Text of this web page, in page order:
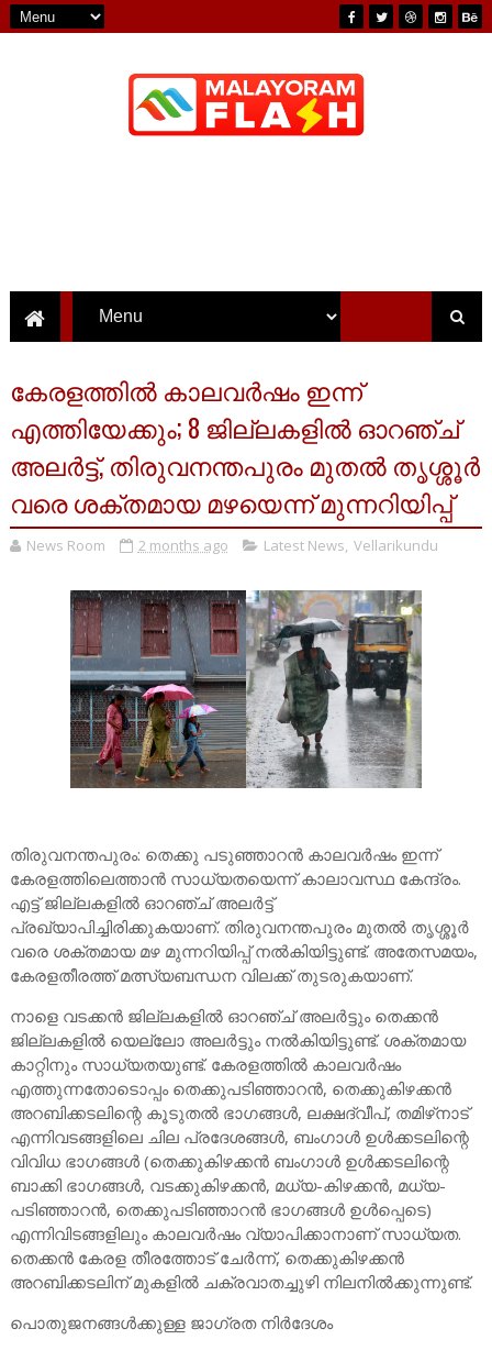
കേരളത്തിൽ കാലവർഷം ഇന്ന്
എത്തിയേക്കും; 8 ജില്ലകളിൽ ഓറഞ്ച്
അലർട്ട്, തിരുവനന്തപുരം മുതൽ തൃശ്ശൂർ
വരെ ശക്തമായ മഴയെന്ന് മുന്നറിയിപ്പ്
News Room 2 months ago Latest News, Vellarikundu
തിരുവനന്തപുരം: തെക്കു പടുഞ്ഞാറൻ കാലവർഷം ഇന്ന്
കേരളത്തിലെത്താൻ സാധ്യതയെന്ന് കാലാവസ്ഥ കേന്ദ്രം.
എട്ട് ജില്ലകളിൽ ഓറഞ്ച് അലർട്ട്
പ്രഖ്യാപിച്ചിരിക്കുകയാണ്. തിരുവനന്തപുരം മുതൽ തൃശ്ശൂർ
വരെ ശക്തമായ മഴ മുന്നറിയിപ്പ് നൽകിയിട്ടുണ്ട്. അതേസമയം,
കേരളതീരത്ത് മത്സ്യബന്ധന വിലക്ക് തുടരുകയാണ്.
‌നാളെ വടക്കൻ ജില്ലകളിൽ ഓറഞ്ച് അലർട്ടും തെക്കൻ
ജില്ലകളിൽ യെല്ലോ അലർട്ടും നൽകിയിട്ടുണ്ട്. ശക്തമായ
കാറ്റിനും സാധ്യതയുണ്ട്. കേരളത്തിൽ കാലവർഷം
എത്തുന്നതോടൊപ്പം തെക്കുപടിഞ്ഞാറൻ, തെക്കുകിഴക്കൻ
അറബിക്കടലിന്റെ കൂടുതൽ ഭാഗങ്ങൾ, ലക്ഷദ്വീപ്, തമിഴ്‌നാട്
എന്നിവടങ്ങളിലെ ചില പ്രദേശങ്ങൾ, ബംഗാൾ ഉൾക്കടലിന്റെ
വിവിധ ഭാഗങ്ങൾ (തെക്കുകിഴക്കൻ ബംഗാൾ ഉൾക്കടലിന്റെ
ബാക്കി ഭാഗങ്ങൾ, വടക്കുകിഴക്കൻ, മധ്യ-കിഴക്കൻ, മധ്യ-
പടിഞ്ഞാറൻ, തെക്കുപടിഞ്ഞാറൻ ഭാഗങ്ങൾ ഉൾപ്പെടെ)
എന്നിവിടങ്ങളിലും കാലവർഷം വ്യാപിക്കാനാണ് സാധ്യത.
തെക്കൻ കേരള തീരത്തോട് ചേർന്ന്, തെക്കുകിഴക്കൻ
അറബിക്കടലിന് മുകളിൽ ചക്രവാതച്ചുഴി നിലനിൽക്കുന്നുണ്ട്.
പൊതുജനങ്ങൾക്കുള്ള ജാഗ്രത നിർദേശം